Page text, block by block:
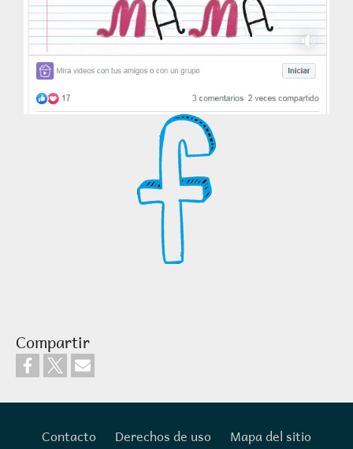
Compartir
Contacto Derechos de uso Mapa del sitio